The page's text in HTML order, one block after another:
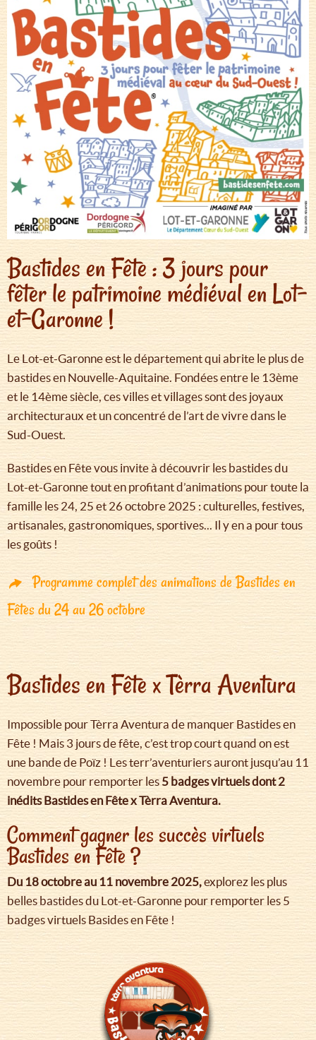
Bastides en Fête : 3 jours pour
fêter le patrimoine médiéval en Lot-
et-Garonne !
Le Lot-et-Garonne est le département qui abrite le plus de
bastides en Nouvelle-Aquitaine. Fondées entre le 13ème
et le 14ème siècle, ces villes et villages sont des joyaux
architecturaux et un concentré de l’art de vivre dans le
Sud-Ouest.
Bastides en Fête vous invite à découvrir les bastides du
Lot-et-Garonne tout en profitant d’animations pour toute la
famille les 24, 25 et 26 octobre 2025 : culturelles, festives,
artisanales, gastronomiques, sportives... Il y en a pour tous
les goûts !
Programme complet des animations de Bastides en
Fêtes du 24 au 26 octobre
Bastides en Fête x Tèrra Aventura
Impossible pour Tèrra Aventura de manquer Bastides en
Fête ! Mais 3 jours de fête, c’est trop court quand on est
une bande de Poïz ! Les terr’aventuriers auront jusqu’au 11
novembre pour remporter les 5 badges virtuels dont 2
inédits Bastides en Fête x Tèrra Aventura.
Comment gagner les succès virtuels
Bastides en Fête ?
Du 18 octobre au 11 novembre 2025,explorez les plus
belles bastides du Lot-et-Garonne pour remporter les 5
badges virtuels Basides en Fête !